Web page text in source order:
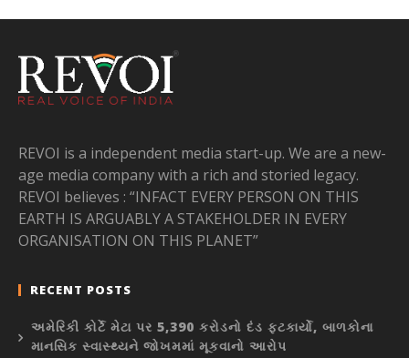
REVOI is a independent media start-up. We are a new-
age media company with a rich and storied legacy.
REVOI believes : “INFACT EVERY PERSON ON THIS
EARTH IS ARGUABLY A STAKEHOLDER IN EVERY
ORGANISATION ON THIS PLANET”
RECENT POSTS
અમેરિકી કોર્ટે મેટા પર 5,390 કરોડનો દંડ ફટકાર્યો, બાળકોના
માનસિક સ્વાસ્થ્યને જોખમમાં મૂકવાનો આરોપ